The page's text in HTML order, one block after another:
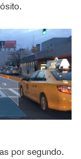
por segundo.